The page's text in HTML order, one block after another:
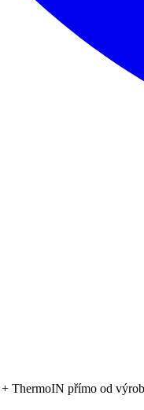
přímo od